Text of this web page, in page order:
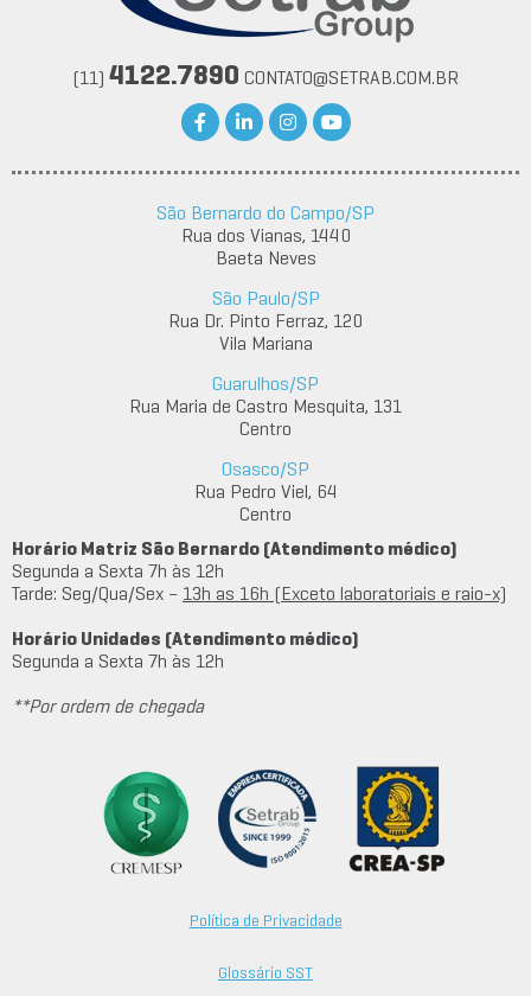
(11) 4122.7890 CONTATO@SETRAB.COM.BR
São Bernardo do Campo/SP
Rua dos Vianas, 1440
Baeta Neves
São Paulo/SP
Rua Dr. Pinto Ferraz, 120
Vila Mariana
Guarulhos/SP
Rua Maria de Castro Mesquita, 131
Centro
Osasco/SP
Rua Pedro Viel, 64
Centro
Horário Matriz São Bernardo (Atendimento médico)
Segunda a Sexta 7h às 12h
Tarde: Seg/Qua/Sex – 13h as 16h (Exceto laboratoriais e raio-x)
Horário Unidades (Atendimento médico)
Segunda a Sexta 7h às 12h
**Por ordem de chegada
Política de Privacidade
Glossário SST